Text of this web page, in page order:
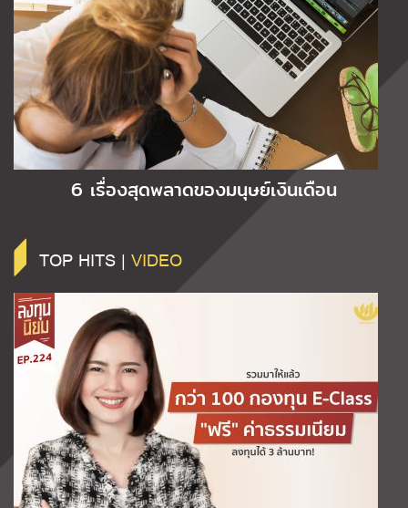
6 เรื่องสุดพลาดของมนุษย์เงินเดือน
TOP HITS | VIDEO